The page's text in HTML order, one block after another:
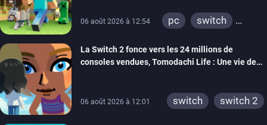
06 août 2026 à 12:54 pc
switch
xbox one
wiiu
3ds
ps3
switch 2
La Switch 2 fonce vers les 24 millions de
consoles vendues, Tomodachi Life : Une vie de
06 août 2026 à 12:01 switch switch 2